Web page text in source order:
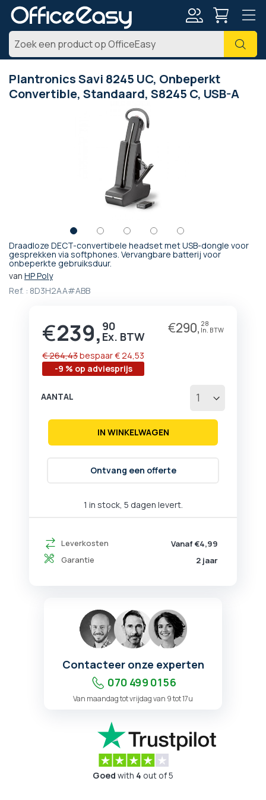
Zoek
Plantronics Savi 8245 UC, Onbeperkt
Convertible, Standaard, S8245 C, USB-A
Draadloze DECT-convertibele headset met USB-dongle voor
gesprekken via softphones. Vervangbare batterij voor
onbeperkte gebruiksduur.
van HP Poly
Ref. : 8D3H2AA#ABB
Prijs
€239, 90 €290, 28
-9 % op adviesprijs
€ 264,43bespaar€ 24,53
1 in stock, 5 dagen levert.
Leverkosten
Vanaf €4,99
Garantie
2 jaar
AANTAL
IN WINKELWAGEN
Ontvang een offerte
Ga
naar
het
begin
afbeeldingen-
Contacteer onze experten
070 499 01 56
Van maandag tot vrijdag van 9 tot 17u
Goed with 4 out of 5